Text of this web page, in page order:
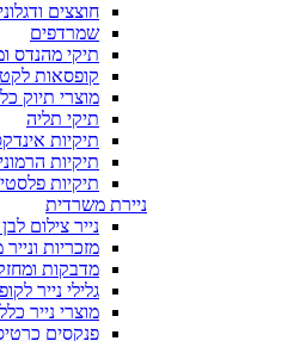
חוצצים
שמרדפים
תיקי מהנדס
קופסאות
מוצרי תיוק
תיקי תליה
תיקיות
תיקיות
תיקיות
ניירת משרדית
נייר צילום
מזכריות ונייר
מדבקות
גלילי נייר
מוצרי נייר
פנקסים